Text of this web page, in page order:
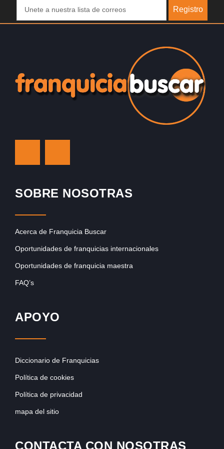
Registro
SOBRE NOSOTRAS
Acerca de Franquicia Buscar
Oportunidades de franquicias internacionales
Oportunidades de franquicia maestra
FAQ’s
APOYO
Diccionario de Franquicias
Política de cookies
Política de privacidad
mapa del sitio
CONTACTA CON NOSOTRAS